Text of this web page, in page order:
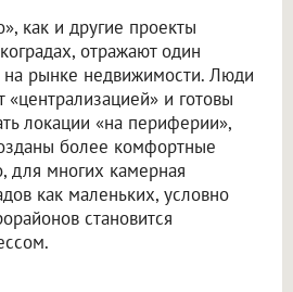
как и другие проекты
отражают один
на рынке недвижимости. Люди
и готовы
локации «на периферии»,
более комфортные
для многих камерная
как маленьких, условно
становится